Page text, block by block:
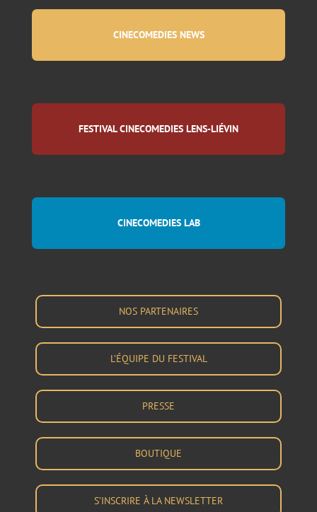
CINECOMEDIES NEWS
FESTIVAL CINECOMEDIES LENS-LIÉVIN
CINECOMEDIES LAB
NOS PARTENAIRES
L’ÉQUIPE DU FESTIVAL
PRESSE
BOUTIQUE
S’INSCRIRE À LA NEWSLETTER